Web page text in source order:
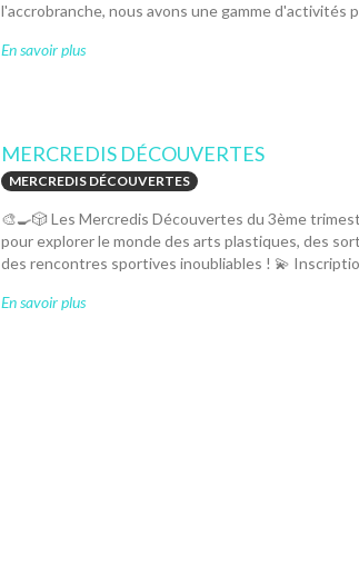
l'accrobranche, nous avons une gamme d'activités
En savoir plus
MERCREDIS DÉCOUVERTES
MERCREDIS DÉCOUVERTES
🎨🍳🎲 Les Mercredis Découvertes du 3ème
pour explorer le monde des arts plastiques, des
des rencontres sportives inoubliables ! 💫
En savoir plus